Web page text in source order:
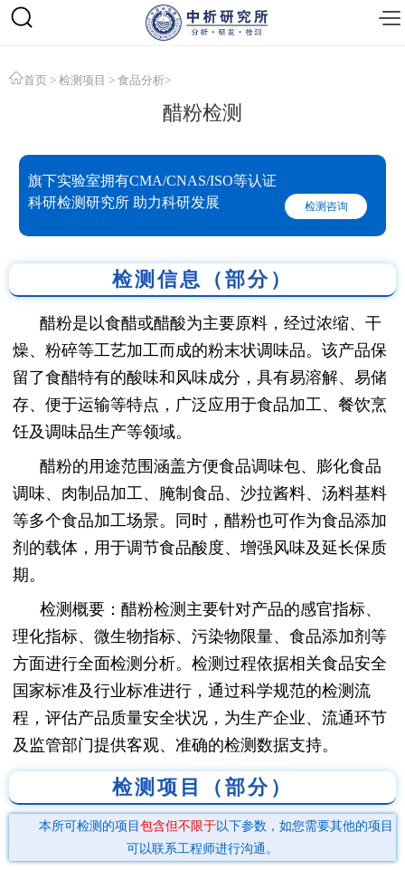
首页 > 检测项目 > 食品分析>
醋粉检测
旗下实验室拥有CMA/CNAS/ISO等认证
科研检测研究所 助力科研发展
检测咨询
检测信息（部分）
醋粉是以食醋或醋酸为主要原料，经过浓缩、干
燥、粉碎等工艺加工而成的粉末状调味品。该产品保
留了食醋特有的酸味和风味成分，具有易溶解、易储
存、便于运输等特点，广泛应用于食品加工、餐饮烹
饪及调味品生产等领域。
醋粉的用途范围涵盖方便食品调味包、膨化食品
调味、肉制品加工、腌制食品、沙拉酱料、汤料基料
等多个食品加工场景。同时，醋粉也可作为食品添加
剂的载体，用于调节食品酸度、增强风味及延长保质
期。
检测概要：醋粉检测主要针对产品的感官指标、
理化指标、微生物指标、污染物限量、食品添加剂等
方面进行全面检测分析。检测过程依据相关食品安全
国家标准及行业标准进行，通过科学规范的检测流
程，评估产品质量安全状况，为生产企业、流通环节
及监管部门提供客观、准确的检测数据支持。
检测项目（部分）
本所可检测的项目 包含但不限于以下参数，如您需要其他的项目
可以联系工程师进行沟通。